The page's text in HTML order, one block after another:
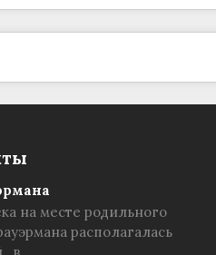
на месте родильного
располагалась